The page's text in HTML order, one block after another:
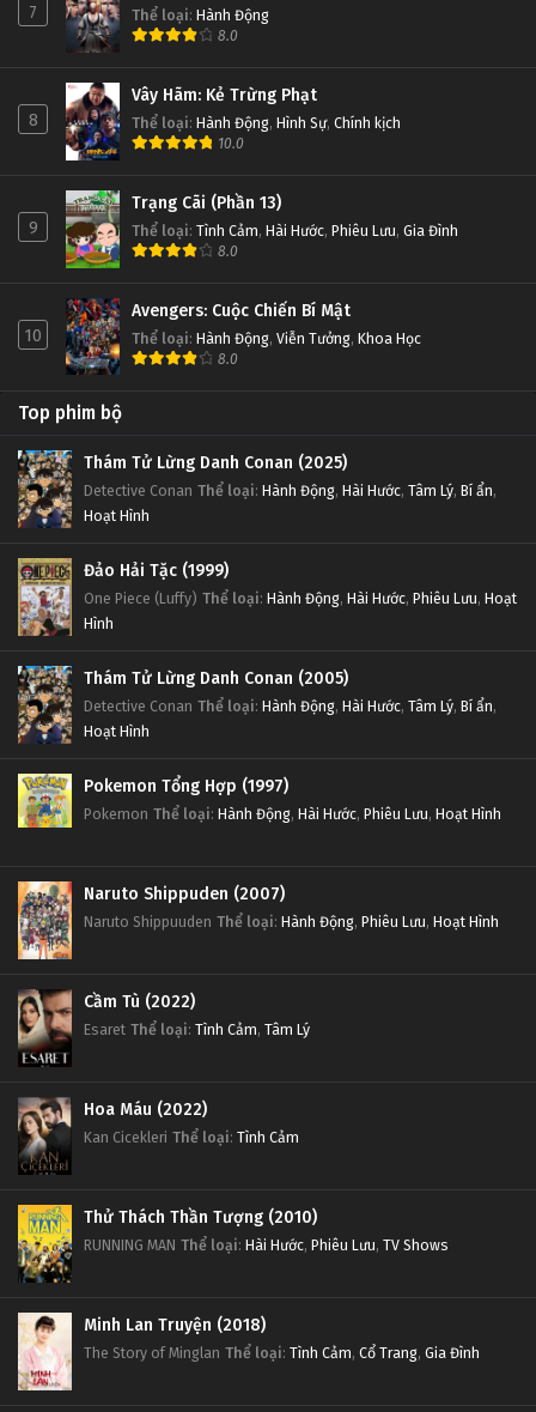
7 Thể loại: Hành Động
8.0
8
Vây Hãm: Kẻ Trừng Phạt
Thể loại: Hành Động, Hình Sự, Chính kịch
10.0
9
Trạng Cãi (Phần 13)
Thể loại: Tình Cảm, Hài Hước, Phiêu Lưu, Gia Đình
8.0
10
Avengers: Cuộc Chiến Bí Mật
Thể loại: Hành Động, Viễn Tưởng, Khoa Học
8.0
Top phim bộ
Thám Tử Lừng Danh Conan (2025)
Detective Conan Thể loại: Hành Động, Hài Hước, Tâm Lý, Bí ẩn,
Hoạt Hình
Đảo Hải Tặc (1999)
One Piece (Luffy) Thể loại: Hành Động, Hài Hước, Phiêu Lưu, Hoạt
Hình
Thám Tử Lừng Danh Conan (2005)
Detective Conan Thể loại: Hành Động, Hài Hước, Tâm Lý, Bí ẩn,
Hoạt Hình
Pokemon Tổng Hợp (1997)
Pokemon Thể loại: Hành Động, Hài Hước, Phiêu Lưu, Hoạt Hình
Naruto Shippuden (2007)
Naruto Shippuuden Thể loại: Hành Động, Phiêu Lưu, Hoạt Hình
Cầm Tù (2022)
Esaret Thể loại: Tình Cảm, Tâm Lý
Hoa Máu (2022)
Kan Cicekleri Thể loại: Tình Cảm
Thử Thách Thần Tượng (2010)
RUNNING MAN Thể loại: Hài Hước, Phiêu Lưu, TV Shows
Minh Lan Truyện (2018)
The Story of Minglan Thể loại: Tình Cảm, Cổ Trang, Gia Đình